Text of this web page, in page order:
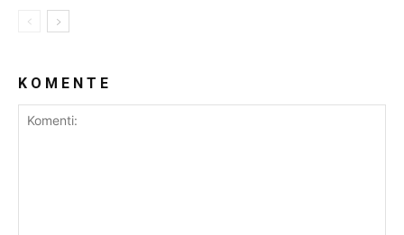
K O M E N T E